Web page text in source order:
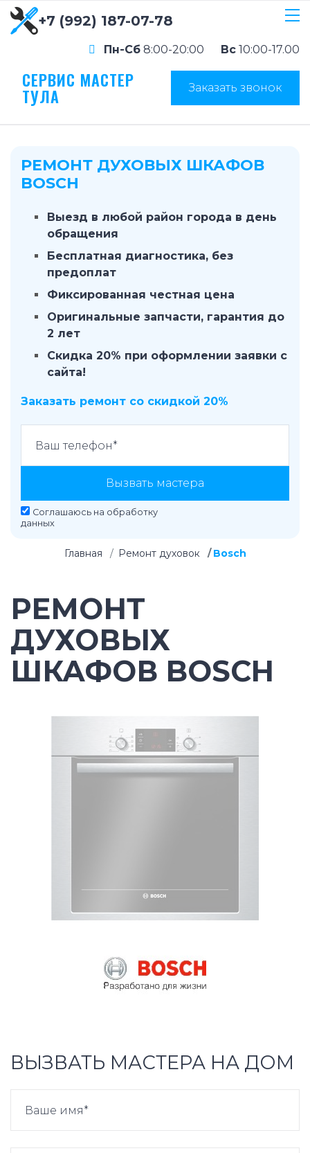
+7 (992) 187-07-78
Пн-Сб 8:00-20:00 Вс 10:00-17.00
СЕРВИС МАСТЕР
ТУЛА Заказать звонок
РЕМОНТ ДУХОВЫХ ШКАФОВ
BOSCH
Выезд в любой район города в день
обращения
Бесплатная диагностика, без
предоплат
Фиксированная честная цена
Оригинальные запчасти, гарантия до
2 лет
Скидка 20% при оформлении заявки с
сайта!
Заказать ремонт со скидкой 20%
Вызвать мастера
Соглашаюсь на обработку
данных
Главная Ремонт духовок Bosch
РЕМОНТ
ДУХОВЫХ
ШКАФОВ BOSCH
ВЫЗВАТЬ МАСТЕРА НА ДОМ